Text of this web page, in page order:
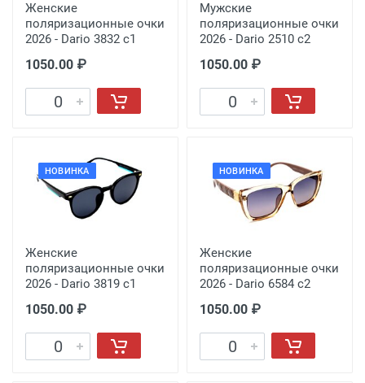
Женские
поляризационные очки
2026 - Dario 3832 с1
1050.00 ₽
Мужские
поляризационные очки
2026 - Dario 2510 с2
1050.00 ₽
НОВИНКА
Женские
поляризационные очки
2026 - Dario 3819 с1
1050.00 ₽
НОВИНКА
Женские
поляризационные очки
2026 - Dario 6584 с2
1050.00 ₽